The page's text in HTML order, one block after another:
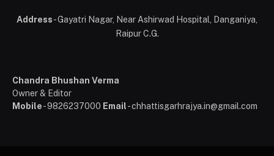
Address- Gayatri Nagar, Near Ashirwad Hospital, Danganiya,
Raipur C.G.
Chandra Bhushan Verma
Owner & Editor
Mobile- 9826237000 Email- chhattisgarhrajya.in@gmail.com